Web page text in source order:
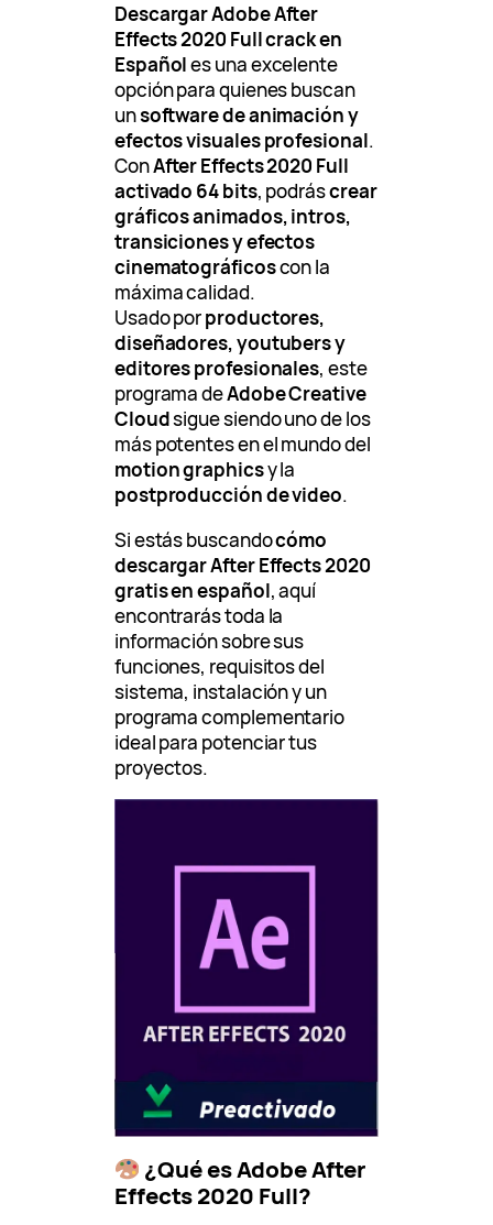
Descargar Adobe After
Effects 2020 Full crack en
Españoles una excelente
opción para quienes buscan
unsoftware de animación y
efectos visuales profesional.
ConAfter Effects 2020 Full
activado 64 bits, podráscrear
gráficos animados, intros,
transiciones y efectos
cinematográficoscon la
máxima calidad.
Usado porproductores,
diseñadores, youtubers y
editores profesionales, este
programa deAdobe Creative
Cloudsigue siendo uno de los
más potentes en el mundo del
motion graphicsy la
postproducción de video.
Si estás buscandocómo
descargar After Effects 2020
gratis en español, aquí
encontrarás toda la
información sobre sus
funciones, requisitos del
sistema, instalación y un
programa complementario
ideal para potenciar tus
proyectos.
¿Qué es Adobe After
Effects 2020 Full?